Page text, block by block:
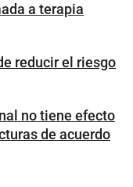
a terapia
reducir el riesgo
no tiene efecto
de acuerdo